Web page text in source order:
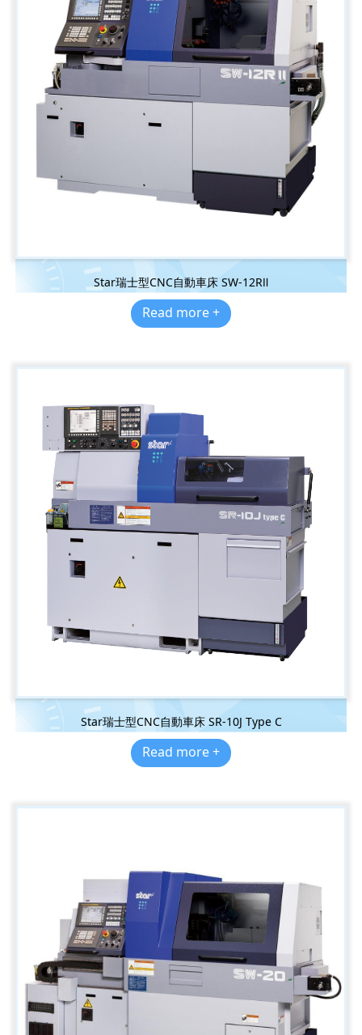
Star瑞士型CNC自動車床 SW-12RⅡ
Read more +
Star瑞士型CNC自動車床 SR-10J Type C
Read more +